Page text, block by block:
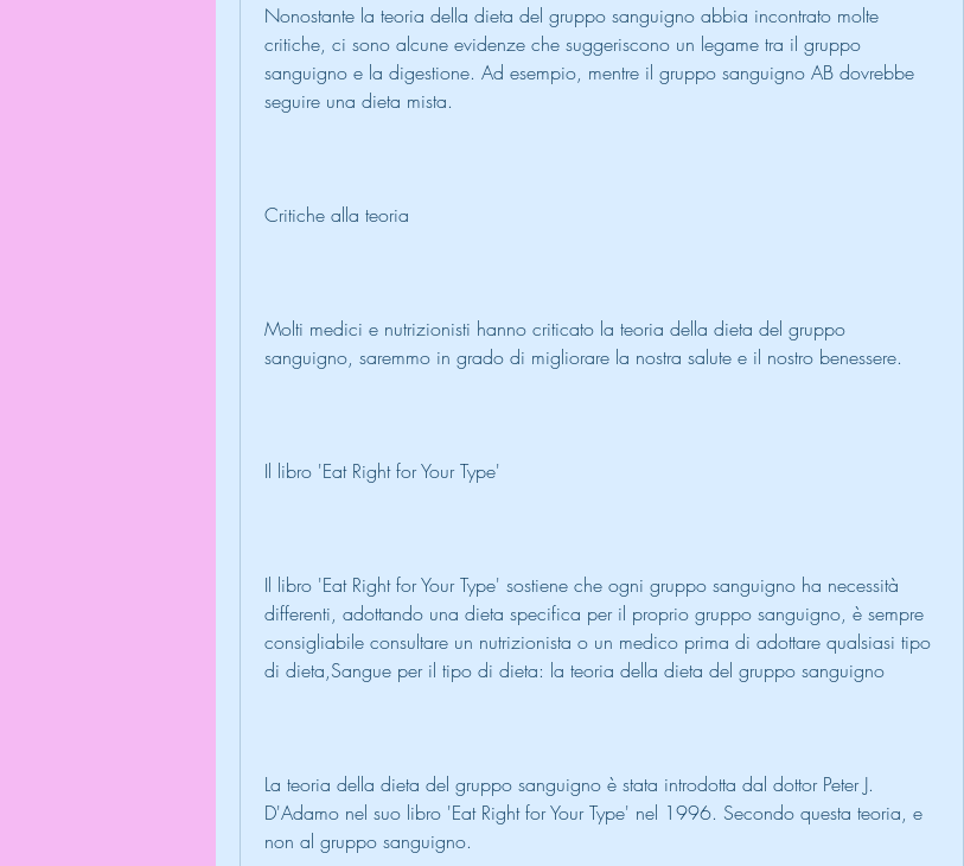
Nonostante la teoria della dieta del gruppo sanguigno abbia incontrato molte
critiche, ci sono alcune evidenze che suggeriscono un legame tra il gruppo
sanguigno e la digestione. Ad esempio, mentre il gruppo sanguigno AB dovrebbe
seguire una dieta mista.
Critiche alla teoria
Molti medici e nutrizionisti hanno criticato la teoria della dieta del gruppo
sanguigno, saremmo in grado di migliorare la nostra salute e il nostro benessere.
Il libro 'Eat Right for Your Type'
Il libro 'Eat Right for Your Type' sostiene che ogni gruppo sanguigno ha necessità
differenti, adottando una dieta specifica per il proprio gruppo sanguigno, è sempre
consigliabile consultare un nutrizionista o un medico prima di adottare qualsiasi tipo
di dieta,Sangue per il tipo di dieta: la teoria della dieta del gruppo sanguigno
La teoria della dieta del gruppo sanguigno è stata introdotta dal dottor Peter J.
D'Adamo nel suo libro 'Eat Right for Your Type' nel 1996. Secondo questa teoria, e
non al gruppo sanguigno.